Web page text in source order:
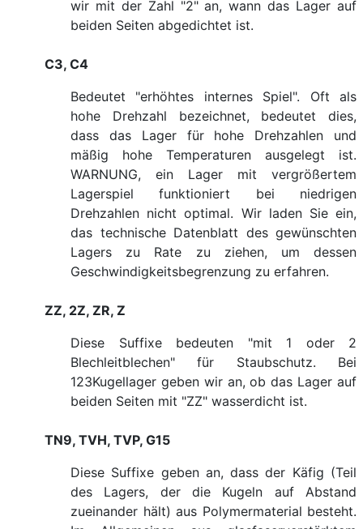
wir mit der Zahl "2" an, wann das Lager auf
beiden Seiten abgedichtet ist.
C3, C4
Bedeutet "erhöhtes internes Spiel". Oft als
hohe Drehzahl bezeichnet, bedeutet dies,
dass das Lager für hohe Drehzahlen und
mäßig hohe Temperaturen ausgelegt ist.
WARNUNG, ein Lager mit vergrößertem
Lagerspiel funktioniert bei niedrigen
Drehzahlen nicht optimal. Wir laden Sie ein,
das technische Datenblatt des gewünschten
Lagers zu Rate zu ziehen, um dessen
Geschwindigkeitsbegrenzung zu erfahren.
ZZ, 2Z, ZR, Z
Diese Suffixe bedeuten "mit 1 oder 2
Blechleitblechen" für Staubschutz. Bei
123Kugellager geben wir an, ob das Lager auf
beiden Seiten mit "ZZ" wasserdicht ist.
TN9, TVH, TVP, G15
Diese Suffixe geben an, dass der Käfig (Teil
des Lagers, der die Kugeln auf Abstand
zueinander hält) aus Polymermaterial besteht.